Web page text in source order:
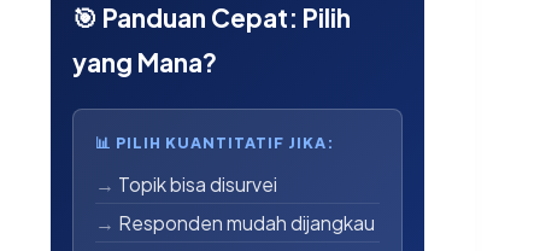
🎯 Panduan Cepat: Pilih
yang Mana?
📊 PILIH KUANTITATIF JIKA:
Topik bisa disurvei
Responden mudah dijangkau